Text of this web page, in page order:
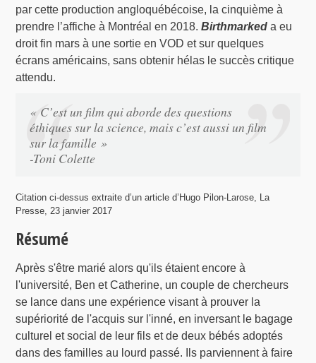
par cette production angloquébécoise, la cinquième à
prendre l’affiche à Montréal en 2018.Birthmarked a eu
droit fin mars à une sortie en VOD et sur quelques
écrans américains, sans obtenir hélas le succès critique
attendu.
« C’est un film qui aborde des questions
éthiques sur la science, mais c’est aussi un film
sur la famille »
-Toni Colette
Citation ci-dessus extraite d’un article d’Hugo Pilon-Larose, La
Presse, 23 janvier 2017
Résumé
Après s'être marié alors qu'ils étaient encore à
l'université, Ben et Catherine, un couple de chercheurs
se lance dans une expérience visant à prouver la
supériorité de l'acquis sur l'inné, en inversant le bagage
culturel et social de leur fils et de deux bébés adoptés
dans des familles au lourd passé. Ils parviennent à faire